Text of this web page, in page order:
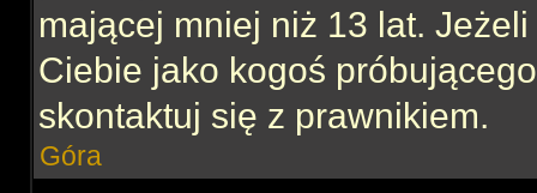
mającej mniej niż 13 lat.
Ciebie jako kogoś
skontaktuj się z prawnikiem.
Góra